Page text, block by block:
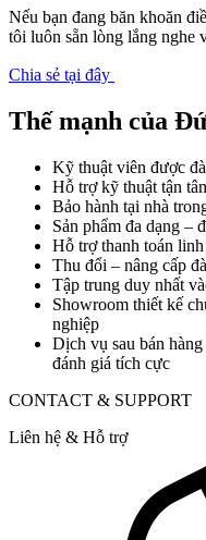
Nếu bạn đang băn khoăn
tôi luôn sẵn lòng lắng nghe
Chia sẻ tại đây
Thế mạnh của
Kỹ thuật viên được
Hỗ trợ kỹ thuật tận
Bảo hành tại nhà
Sản phẩm đa dạng –
Hỗ trợ thanh toán
Thu đổi – nâng cấp
Tập trung duy nhất
Showroom thiết kế
nghiệp
Dịch vụ sau bán
đánh giá tích cực
CONTACT & SUPPORT
Liên hệ & Hỗ trợ